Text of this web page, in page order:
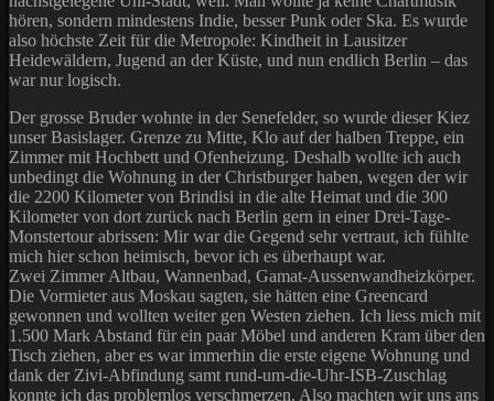
hören, sondern mindestens Indie, besser Punk oder Ska. Es wurde
also höchste Zeit für die Metropole: Kindheit in Lausitzer
Heidewäldern, Jugend an der Küste, und nun endlich Berlin – das
war nur logisch.
Der grosse Bruder wohnte in der Senefelder, so wurde dieser Kiez
unser Basislager. Grenze zu Mitte, Klo auf der halben Treppe, ein
Zimmer mit Hochbett und Ofenheizung. Deshalb wollte ich auch
unbedingt die Wohnung in der Christburger haben, wegen der wir
die 2200 Kilometer von Brindisi in die alte Heimat und die 300
Kilometer von dort zurück nach Berlin gern in einer Drei-Tage-
Monstertour abrissen: Mir war die Gegend sehr vertraut, ich fühlte
mich hier schon heimisch, bevor ich es überhaupt war.
Zwei Zimmer Altbau, Wannenbad, Gamat-Aussenwandheizkörper.
Die Vormieter aus Moskau sagten, sie hätten eine Greencard
gewonnen und wollten weiter gen Westen ziehen. Ich liess mich mit
1.500 Mark Abstand für ein paar Möbel und anderen Kram über den
Tisch ziehen, aber es war immerhin die erste eigene Wohnung und
dank der Zivi-Abfindung samt rund-um-die-Uhr-ISB-Zuschlag
konnte ich das problemlos verschmerzen. Also machten wir uns ans